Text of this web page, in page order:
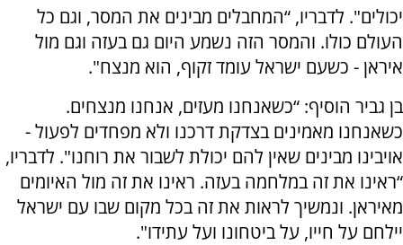
יכולים". לדבריו, “המחבלים מבינים את המסר, וגם כל
העולם כולו. והמסר הזה נשמע היום גם בעזה וגם מול
איראן - כשעם ישראל עומד זקוף, הוא מנצח".
בן גביר הוסיף: “כשאנחנו מעזים, אנחנו מנצחים.
כשאנחנו מאמינים בצדקת דרכנו ולא מפחדים לפעול -
אויבינו מבינים שאין להם יכולת לשבור את רוחנו". לדבריו,
“ראינו את זה במלחמה בעזה. ראינו את זה מול האיומים
מאיראן. ונמשיך לראות את זה בכל מקום שבו עם ישראל
יילחם על חייו, על ביטחונו ועל עתידו".